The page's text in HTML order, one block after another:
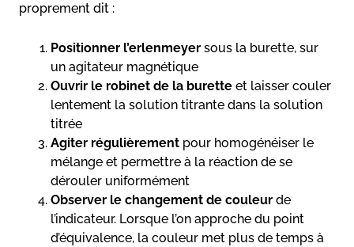
proprement dit :
Positionner l’erlenmeyer sous la burette, sur
un agitateur magnétique
Ouvrir le robinet de la burette et laisser couler
lentement la solution titrante dans la solution
titrée
Agiter régulièrement pour homogénéiser le
mélange et permettre à la réaction de se
dérouler uniformément
Observer le changement de couleur de
l’indicateur. Lorsque l’on approche du point
d’équivalence, la couleur met plus de temps à